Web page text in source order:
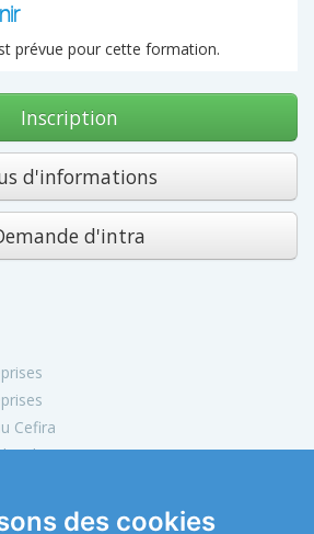
des cookies
prévue pour cette formation.
Inscription
d'informations
d'intra
Cefira